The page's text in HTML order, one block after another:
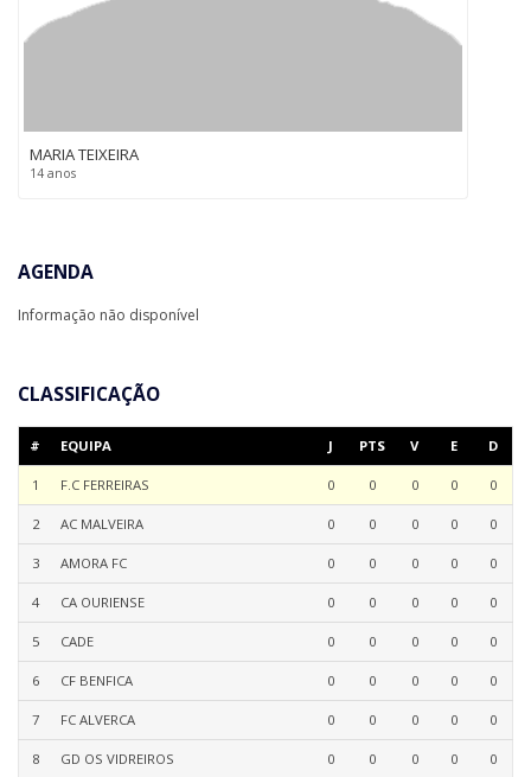
MARIA TEIXEIRA
14 anos
AGENDA
Informação não disponível
CLASSIFICAÇÃO
# EQUIPA J PTS V E D
1 F.C FERREIRAS 0 0 0 0 0
2 AC MALVEIRA 0 0 0 0 0
3 AMORA FC 0 0 0 0 0
4 CA OURIENSE 0 0 0 0 0
5 CADE 0 0 0 0 0
6 CF BENFICA 0 0 0 0 0
7 FC ALVERCA 0 0 0 0 0
8 GD OS VIDREIROS 0 0 0 0 0